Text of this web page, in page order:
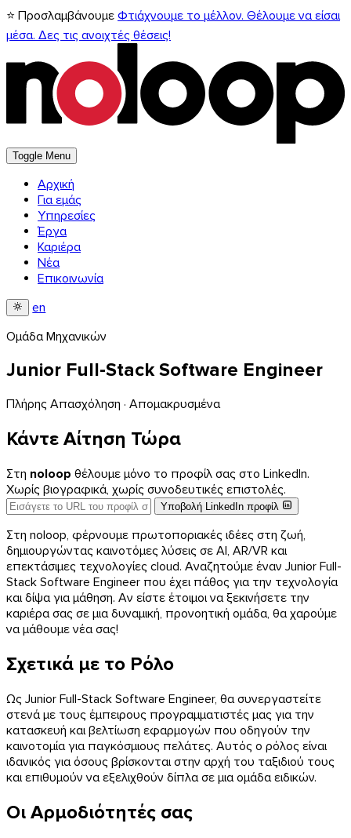
⭐ Προσλαμβάνουμε Φτιάχνουμε το μέλλον. Θέλουμε να είσαι
μέσα. Δες τις ανοιχτές θέσεις!
Toggle Menu
Αρχική
Για εμάς
Υπηρεσίες
Έργα
Καριέρα
Νέα
Επικοινωνία
en
Ομάδα Μηχανικών
Junior Full-Stack Software Engineer
Πλήρης Απασχόληση · Απομακρυσμένα
Κάντε Αίτηση Τώρα
Στη noloop θέλουμε μόνο το προφίλ σας στο LinkedIn.
Χωρίς βιογραφικά, χωρίς συνοδευτικές επιστολές.
Υποβολή LinkedIn προφίλ
Στη noloop, φέρνουμε πρωτοποριακές ιδέες στη ζωή,
δημιουργώντας καινοτόμες λύσεις σε AI, AR/VR και
επεκτάσιμες τεχνολογίες cloud. Αναζητούμε έναν Junior Full-
Stack Software Engineer που έχει πάθος για την τεχνολογία
και δίψα για μάθηση. Αν είστε έτοιμοι να ξεκινήσετε την
καριέρα σας σε μια δυναμική, προνοητική ομάδα, θα χαρούμε
να μάθουμε νέα σας!
Σχετικά με το Ρόλο
Ως Junior Full-Stack Software Engineer, θα συνεργαστείτε
στενά με τους έμπειρους προγραμματιστές μας για την
κατασκευή και βελτίωση εφαρμογών που οδηγούν την
καινοτομία για παγκόσμιους πελάτες. Αυτός ο ρόλος είναι
ιδανικός για όσους βρίσκονται στην αρχή του ταξιδιού τους
και επιθυμούν να εξελιχθούν δίπλα σε μια ομάδα ειδικών.
Οι Αρμοδιότητές σας